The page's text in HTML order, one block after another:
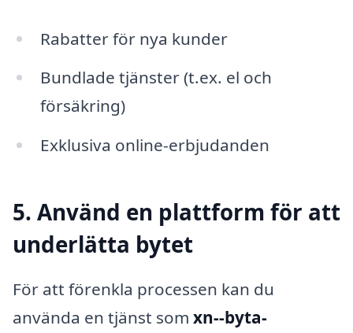
Rabatter för nya kunder
Bundlade tjänster (t.ex. el och
försäkring)
Exklusiva online-erbjudanden
5. Använd en plattform för att
underlätta bytet
För att förenkla processen kan du
använda en tjänst som xn--byta-